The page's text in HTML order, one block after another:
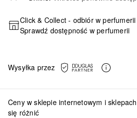
Click & Collect - odbiór w
Sprawdź dostępność w perfumerii
Wysyłka przez
Ceny w sklepie internetowym i
się różnić